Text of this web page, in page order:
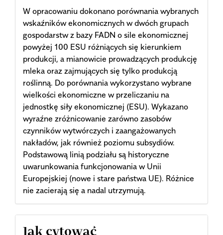
W opracowaniu dokonano porównania wybranych
wskaźników ekonomicznych w dwóch grupach
gospodarstw z bazy FADN o sile ekonomicznej
powyżej 100 ESU różniących się kierunkiem
produkcji, a mianowicie prowadzących produkcję
mleka oraz zajmujących się tylko produkcją
roślinną. Do porównania wykorzystano wybrane
wielkości ekonomiczne w przeliczaniu na
jednostkę siły ekonomicznej (ESU). Wykazano
wyraźne zróżnicowanie zarówno zasobów
czynników wytwórczych i zaangażowanych
nakładów, jak również poziomu subsydiów.
Podstawową linią podziału są historyczne
uwarunkowania funkcjonowania w Unii
Europejskiej (nowe i stare państwa UE). Różnice
nie zacierają się a nadal utrzymują.
Article
Jak cytować